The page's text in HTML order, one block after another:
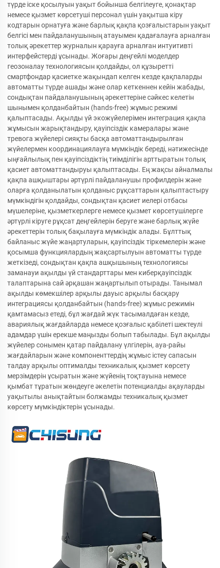
түрде іске қосылуын уақыт бойынша белгілеуге, қонақтар
немесе қызмет көрсетуші персонал үшін уақытша кіру
кодтарын орнатуға және барлық қақпа қозғалыстарын уақыт
белгісі мен пайдаланушының атауымен қадағалауға арналған
толық әрекеттер журналын қарауға арналған интуитивті
интерфейстерді ұсынады. Жоғары деңгейлі моделдер
геозоналау технологиясын қолдайды, ол құзыретті
смартфондар қасиетке жақындап келген кезде қақпаларды
автоматты түрде ашады және олар кеткеннен кейін жабады,
сондықтан пайдаланушының әрекеттеріне сәйкес келетін
шынымен қолданбайтын (hands-free) жұмыс режимі
қалыптасады. Ақылды үй экожүйелерімен интеграция қақпа
жұмысын жарықтандыру, қауіпсіздік камералары және
тревога жүйелері сияқты басқа автоматтандырылған
жүйелермен координациялауға мүмкіндік береді, нәтижесінде
ыңғайлылық пен қауіпсіздіктің тиімділігін арттыратын толық
қасиет автоматтандыруы қалыптасады. Ең жақсы айналмалы
қақпа ашқыштары әртүрлі пайдаланушы профилдерін және
оларға қолданылатын қолданыс рұқсаттарын қалыптастыру
мүмкіндігін қолдайды, сондықтан қасиет иелері отбасы
мүшелеріне, қызметкерлерге немесе қызмет көрсетушілерге
әртүрлі кіруге рұқсат деңгейлерін беруге және барлық жүйе
әрекеттерін толық бақылауға мүмкіндік алады. Бұлттық
байланыс жүйе жаңартуларын, қауіпсіздік тіркемелерін және
қосымша функциялардың жақсартылуын автоматты түрде
жеткізеді, сондықтан қақпа ашқышының технологиясы
заманауи ақылды үй стандарттары мен киберқауіпсіздік
талаптарына сай әрқашан жаңартылып отырады. Танымал
ақылды көмекшілер арқылы дауыс арқылы басқару
интеграциясы қолданбайтын (hands-free) жұмыс режимін
қамтамасыз етеді, бұл жағдай жүк тасымалдаған кезде,
авариялық жағдайларда немесе қозғалыс қабілеті шектеулі
адамдар үшін ерекше маңызды болып табылады. Бұл ақылды
жүйелер сонымен қатар пайдалану үлгілерін, ауа-райы
жағдайларын және компоненттердің жұмыс істеу сапасын
талдау арқылы оптималды техникалық қызмет көрсету
мерзімдерін ұсыратын және жүйенің тоқтауына немесе
қымбат тұратын жөндеуге әкелетін потенциалды ақауларды
уақытылы анықтайтын болжамды техникалық қызмет
көрсету мүмкіндіктерін ұсынады.